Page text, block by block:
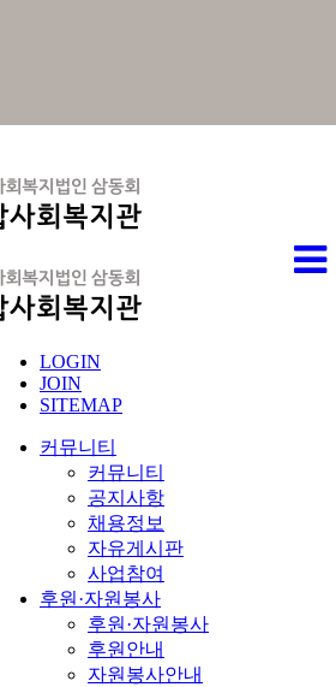
LOGIN
JOIN
SITEMAP
커뮤니티
커뮤니티
공지사항
채용정보
자유게시판
사업참여
후원·자원봉사
후원·자원봉사
후원안내
자원봉사안내